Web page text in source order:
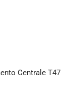
Centrale T47